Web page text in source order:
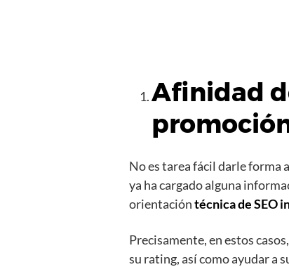
Afinidad
No es tarea fácil darle forma
ya ha cargado alguna
orientacióntécnica de SEO
Precisamente, en estos casos,
su rating, así como ayudar a